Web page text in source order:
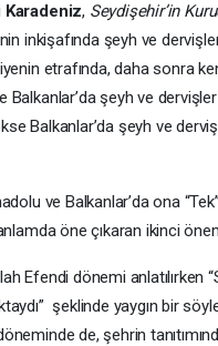
Karadeniz, Seydişehir’in
inkişafında şeyh ve
etrafında, daha sonra
şeyh ve
Balkanlar’da şeyh ve
ve Balkanlar’da ona
öne çıkaran ikinci
Efendi dönemi
şeklinde yaygın bir
de, şehrin